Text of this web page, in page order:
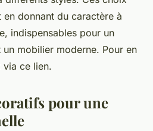
en donnant du caractère à
indispensables pour un
mobilier moderne. Pour en
via ce lien.
pour une